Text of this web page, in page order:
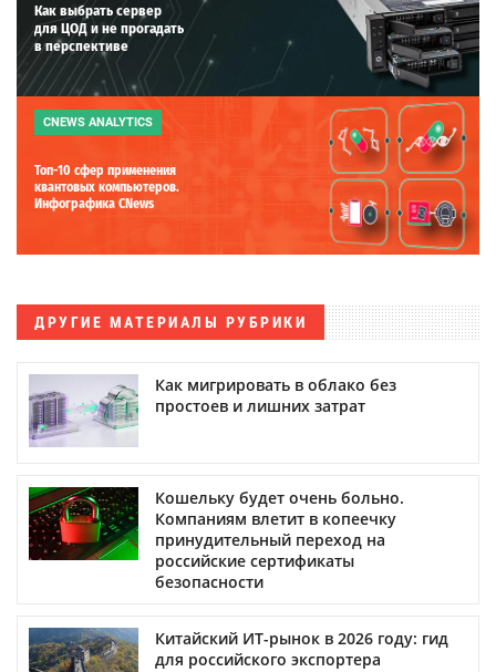
Как выбрать сервер
для ЦОД и не прогадать
в перспективе
CNEWS ANALYTICS
Топ-10 сфер применения
квантовых компьютеров.
Инфографика CNews
ДРУГИЕ МАТЕРИАЛЫ РУБРИКИ
Как мигрировать в облако без
простоев и лишних затрат
Кошельку будет очень больно.
Компаниям влетит в копеечку
принудительный переход на
российские сертификаты
безопасности
Китайский ИТ-рынок в 2026 году: гид
для российского экспортера